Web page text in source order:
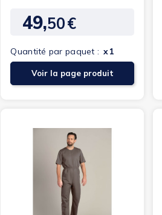
Prix
49,50€
Quantité par paquet : x1
Voir la page produit